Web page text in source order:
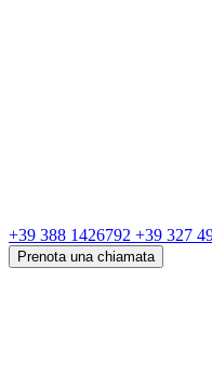
+39 388 1426792 +39 327
Prenota una chiamata